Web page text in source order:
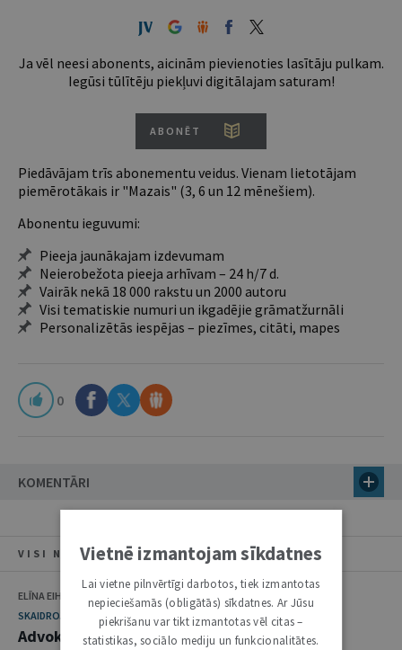
Ja vēl neesi abonents, aicinām pievienoties lasītāju pulkam.
Iegūsi tūlītēju piekļuvi digitālajam saturam!
ABONĒT
Piedāvājam trīs abonementu veidus. Vienam lietotājam
piemērotākais ir "Mazais" (3, 6 un 12 mēnešiem).
Abonentu ieguvumi:
Pieeja jaunākajam izdevumam
Neierobežota pieeja arhīvam – 24 h/7 d.
Vairāk nekā 18 000 rakstu un 2000 autoru
Visi tematiskie numuri un ikgadējie grāmatžurnāli
Personalizētās iespējas – piezīmes, citāti, mapes
0
KOMENTĀRI
VISI NUMURA RAKSTI
ELĪNA EIHMANE
SKAIDROJUMI. VIEDOKĻI
Advokāta un klientu interešu konflikti
Vietnē izmantojam sīkdatnes
Lai vietne pilnvērtīgi darbotos, tiek izmantotas
nepieciešamās (obligātās) sīkdatnes. Ar Jūsu
piekrišanu var tikt izmantotas vēl citas –
statistikas, sociālo mediju un funkcionalitātes.